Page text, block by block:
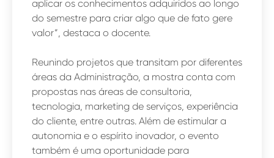
aplicar os conhecimentos adquiridos ao longo
do semestre para criar algo que de fato gere
valor”, destaca o docente.
Reunindo projetos que transitam por diferentes
áreas da Administração, a mostra conta com
propostas nas áreas de consultoria,
tecnologia, marketing de serviços, experiência
do cliente, entre outras. Além de estimular a
autonomia e o espírito inovador, o evento
também é uma oportunidade para